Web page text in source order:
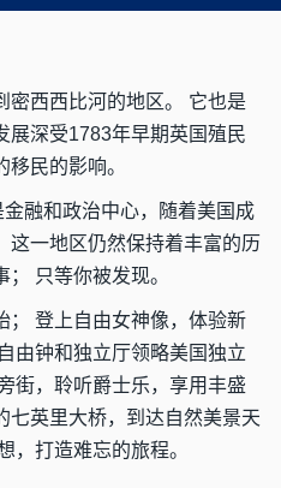
密西西比河的地区。 它也是
展深受1783年早期英国殖民
民的影响。
融和政治中心，随着美国成
这一地区仍然保持着丰富的历
只等你被发现。
； 登上自由女神像，体验新
由钟和独立厅领略美国独立
街，聆听爵士乐，享用丰盛
七英里大桥，到达自然美景天
，打造难忘的旅程。